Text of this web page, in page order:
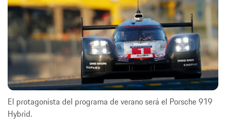
El protagonista del programa de verano será el Porsche 919
Hybrid.